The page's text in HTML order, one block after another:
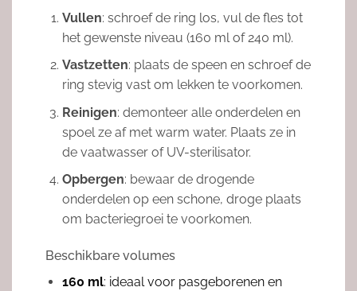
Vullen: schroef de ring los, vul de fles tot
het gewenste niveau (160 ml of 240 ml).
Vastzetten: plaats de speen en schroef de
ring stevig vast om lekken te voorkomen.
Reinigen: demonteer alle onderdelen en
spoel ze af met warm water. Plaats ze in
de vaatwasser of UV-sterilisator.
Opbergen: bewaar de drogende
onderdelen op een schone, droge plaats
om bacteriegroei te voorkomen.
Beschikbare volumes
160 ml: ideaal voor pasgeborenen en